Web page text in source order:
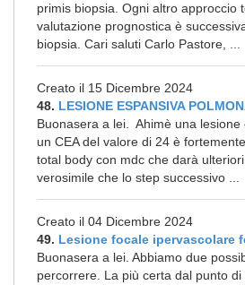
primis biopsia. Ogni altro approccio
valutazione prognostica è
biopsia. Cari saluti Carlo Pastore, ...
Creato il 15 Dicembre 2024
48. LESIONE ESPANSIVA
Buonasera a lei. Ahimè una lesione
un CEA del valore di 24 è
total body con mdc che darà
verosimile che lo step successivo ...
Creato il 04 Dicembre 2024
49. Lesione focale ipervascolare
Buonasera a lei. Abbiamo due
percorrere. La più certa dal punto